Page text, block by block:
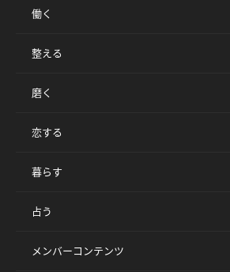
働く
整える
磨く
恋する
暮らす
占う
メンバーコンテンツ